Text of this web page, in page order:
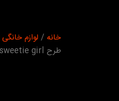
خانه /لوازم خانگی
طرح little sweetie girl